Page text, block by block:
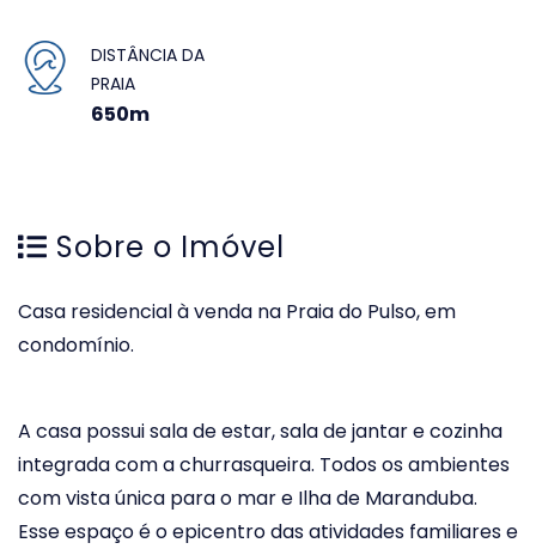
DISTÂNCIA DA
PRAIA
650m
Sobre o Imóvel
Casa residencial à venda na Praia do Pulso, em
condomínio.
A casa possui sala de estar, sala de jantar e cozinha
integrada com a churrasqueira. Todos os ambientes
com vista única para o mar e Ilha de Maranduba.
Esse espaço é o epicentro das atividades familiares e